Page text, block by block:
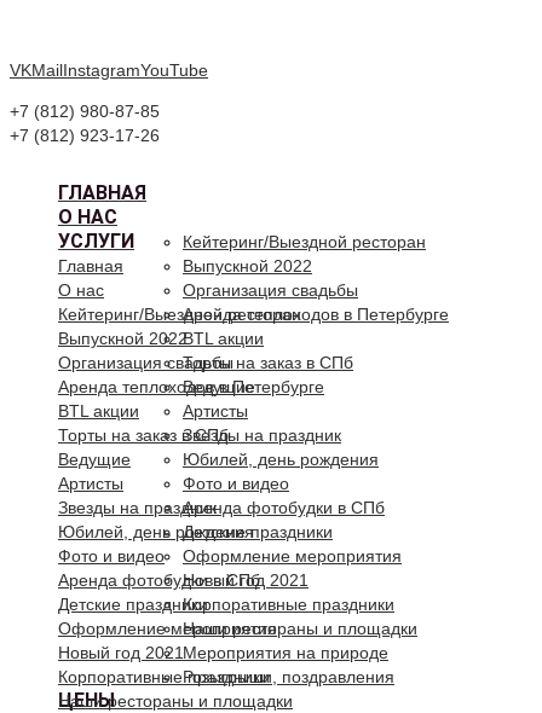
VKMailInstagramYouTube
+7 (812) 980-87-85
+7 (812) 923-17-26
ГЛАВНАЯ
О НАС
УСЛУГИ
Кейтеринг/Выездной ресторан
Выпускной 2022
Организация свадьбы
Аренда теплоходов в Петербурге
BTL акции
Торты на заказ в СПб
Ведущие
Артисты
Звезды на праздник
Юбилей, день рождения
Фото и видео
Аренда фотобудки в СПб
Детские праздники
Оформление мероприятия
Новый год 2021
Корпоративные праздники
Наши рестораны и площадки
Мероприятия на природе
Розыгрыши, поздравления
ЦЕНЫ
Главная
О нас
Кейтеринг/Выездной ресторан
Выпускной 2022
Организация свадьбы
Аренда теплоходов в Петербурге
BTL акции
Торты на заказ в СПб
Ведущие
Артисты
Звезды на праздник
Юбилей, день рождения
Фото и видео
Аренда фотобудки в СПб
Детские праздники
Оформление мероприятия
Новый год 2021
Корпоративные праздники
Наши рестораны и площадки